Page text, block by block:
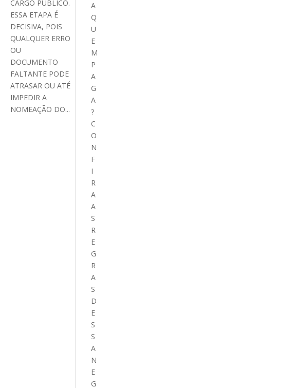
CARGO PÚBLICO.
ESSA ETAPA É
DECISIVA, POIS
QUALQUER ERRO
OU
DOCUMENTO
FALTANTE PODE
ATRASAR OU ATÉ
IMPEDIR A
NOMEAÇÃO DO...
A
Q
U
E
M
P
A
G
A
?
C
O
N
F
I
R
A
A
S
R
E
G
R
A
S
D
E
S
S
A
N
E
G